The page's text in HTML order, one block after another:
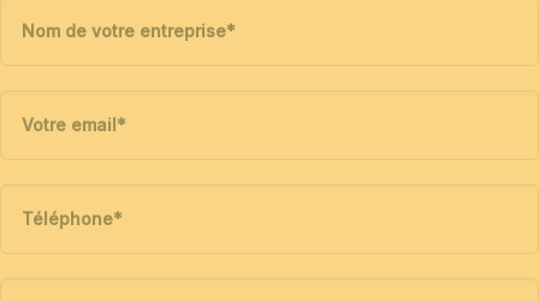
Nom de votre entreprise*
Votre email*
Téléphone*